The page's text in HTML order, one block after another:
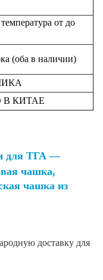
температура от до
(оба в наличии)
В КИТАЕ
для ТГА —
чашка,
чашка из
доставку для